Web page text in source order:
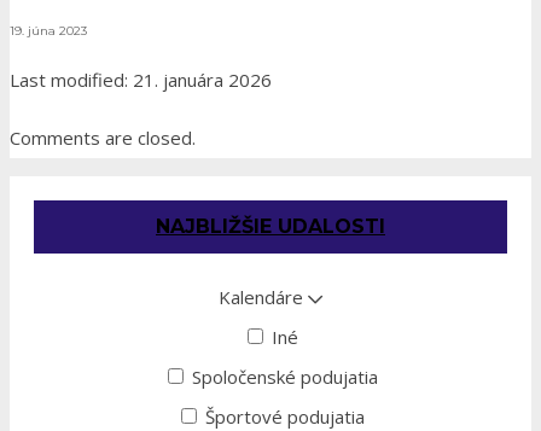
19. júna 2023
Last modified: 21. januára 2026
Comments are closed.
NAJBLIŽŠIE UDALOSTI
Kalendáre
Iné
Spoločenské podujatia
Športové podujatia